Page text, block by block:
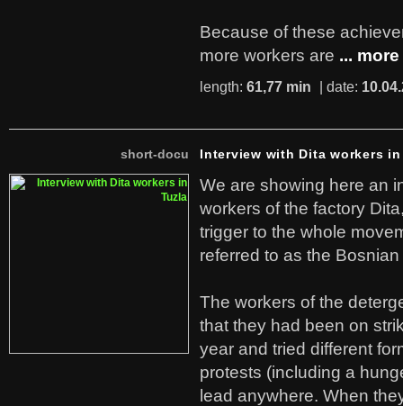
Because of these
more workers are ... more
length: 61,77 min | date:
short-docu Interview with Dita workers in
We are showing here an
workers of the factory
trigger to the whole
referred to as the
The workers of the
that they had been on
year and tried different
protests (including a
lead anywhere. When